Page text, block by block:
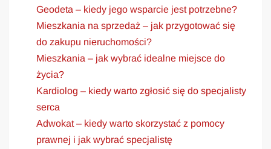
Geodeta – kiedy jego wsparcie jest potrzebne?
Mieszkania na sprzedaż – jak przygotować się
do zakupu nieruchomości?
Mieszkania – jak wybrać idealne miejsce do
życia?
Kardiolog – kiedy warto zgłosić się do specjalisty
serca
Adwokat – kiedy warto skorzystać z pomocy
prawnej i jak wybrać specjalistę